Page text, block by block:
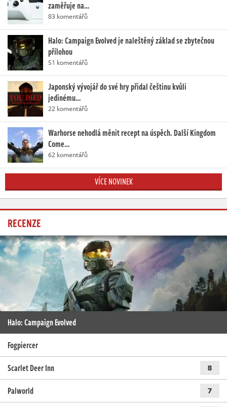
zaměřuje na…
83 komentářů
Halo: Campaign Evolved je naleštěný základ se zbytečnou
přílohou
51 komentářů
Japonský vývojář do své hry přidal češtinu kvůli
jedinému…
22 komentářů
Warhorse nehodlá měnit recept na úspěch. Další Kingdom
Come…
62 komentářů
VÍCE NOVINEK
RECENZE
Halo: Campaign Evolved
Fogpiercer
Scarlet Deer Inn
8
Palworld 7